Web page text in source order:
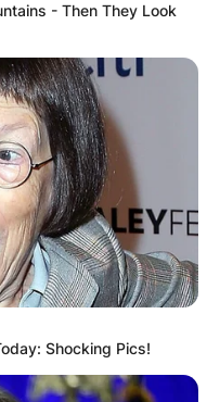
- Then They Look
Shocking Pics!